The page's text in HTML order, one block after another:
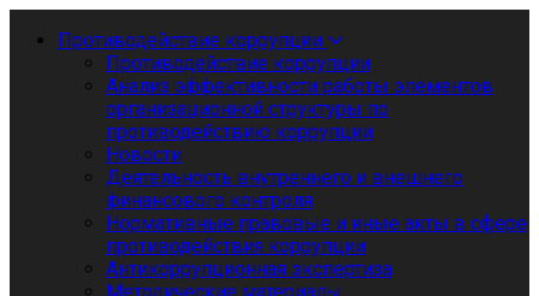
Противодействие коррупции
Противодействие коррупции
Анализ эффективности работы элементов
организационной структуры по
противодействию коррупции
Новости
Деятельность внутреннего и внешнего
финансового контроля
Нормативные правовые и иные акты в сфере
противодействия коррупции
Антикоррупционная экспертиза